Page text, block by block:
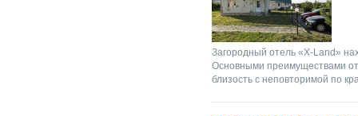
Загородный отель «X-Land»
Основными преимуществами
близость с неповторимой по